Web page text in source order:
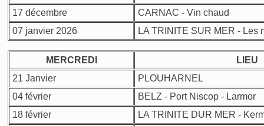
17 décembre
CARNAC - Vin chaud
07 janvier 2026
LA TRINITE SUR MER - Les
MERCREDI
LIEU
21 Janvier
PLOUHARNEL
04 février
BELZ - Port Niscop - Larmor
18 février
LA TRINITE DUR MER -